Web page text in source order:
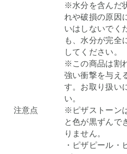
注意点
※水分を含んだ
れや破損の原因
いはしないでく
も、水分が完全
してください。
※この商品は割
強い衝撃を与え
す。お取り扱い
い。
※ピザストーン
と色が黒ずんで
りません。
・ピザピール・